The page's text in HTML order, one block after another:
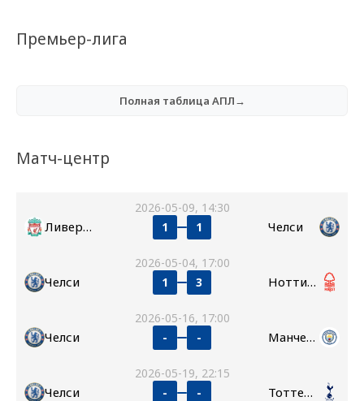
Премьер-лига
Полная таблица АПЛ→
Матч-центр
2026-05-09, 14:30
Ливерпуль 1 1 Челси
2026-05-04, 17:00
Челси 1 3 Ноттингем Форест
2026-05-16, 17:00
Челси - - Манчестер Сити
2026-05-19, 22:15
Челси - - Тоттенхэм